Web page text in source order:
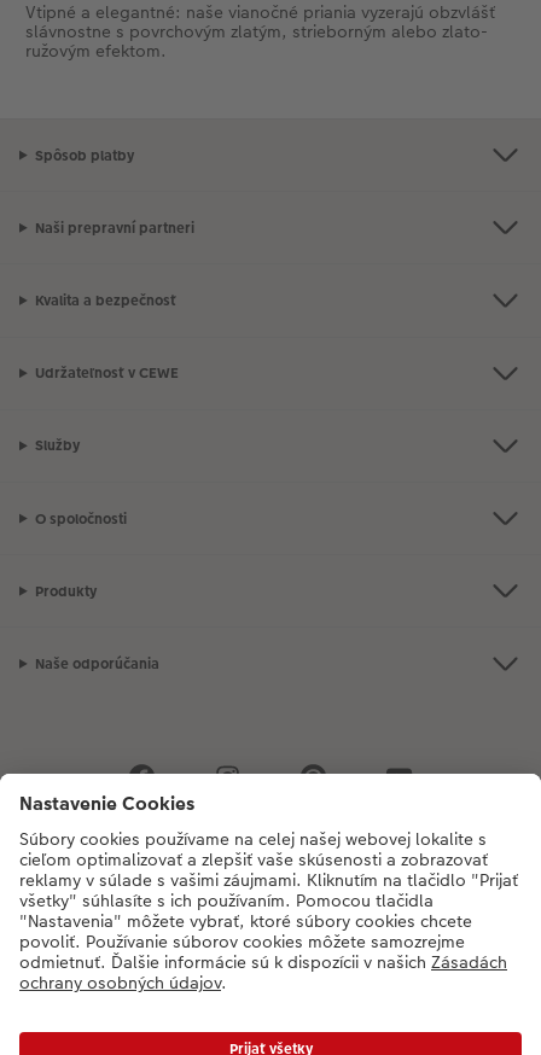
Vtipné a elegantné: naše vianočné priania vyzerajú obzvlášť
slávnostne s povrchovým zlatým, strieborným alebo zlato-
ružovým efektom.
Spôsob platby
Naši prepravní partneri
Kvalita a bezpečnosť
Udržateľnosť v CEWE
Služby
O spoločnosti
Produkty
Naše odporúčania
Ak máte akékoľvek otázky týkajúce sa produktov alebo objednávok,
neváhajte a zavolajte nám:02/6820 4415[Po - Pia: 8:30 - 17:00 h]
* Ceny sú vrátane DPH a bez poplatku za doručenie podľa platného cenníka.
|VOP|Ochrana osobných údajov|Vyhlásenie o prístupnosti